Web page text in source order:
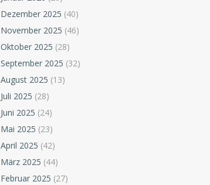
Dezember 2025 (40)
November 2025 (46)
Oktober 2025 (28)
September 2025 (32)
August 2025 (13)
Juli 2025 (28)
Juni 2025 (24)
Mai 2025 (23)
April 2025 (42)
März 2025 (44)
Februar 2025 (27)